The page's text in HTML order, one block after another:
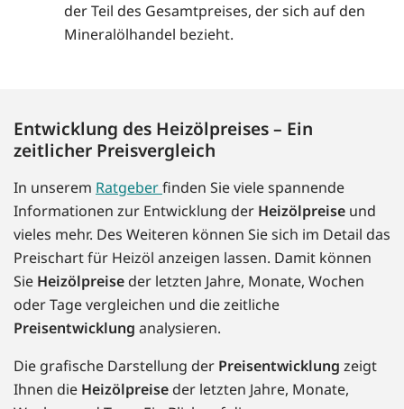
der Teil des Gesamtpreises, der sich auf den
Mineralölhandel bezieht.
Entwicklung des Heizölpreises – Ein
zeitlicher Preisvergleich
In unserem Ratgeberfinden Sie viele spannende
Informationen zur Entwicklung der Heizölpreise und
vieles mehr. Des Weiteren können Sie sich im Detail das
Preischart für Heizöl anzeigen lassen. Damit können
Sie Heizölpreise der letzten Jahre, Monate, Wochen
oder Tage vergleichen und die zeitliche
Preisentwicklung analysieren.
Die grafische Darstellung der Preisentwicklung zeigt
Ihnen die Heizölpreise der letzten Jahre, Monate,